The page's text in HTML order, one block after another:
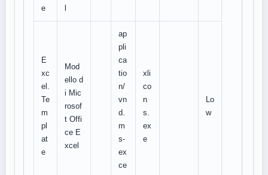
e
E
xc
el.
Te
m
pl
at
e
Mod
ello d
i Mic
rosof
t Offi
ce E
xcel
ap
pli
ca
tio
n/
vn
d.
m
s-
ex
ce
xli
co
n
s.
ex
e
Lo
w